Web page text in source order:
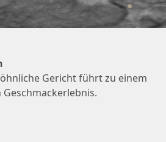
Gericht führt zu einem